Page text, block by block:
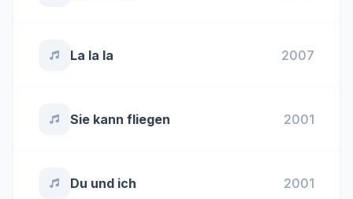
La la la 2007
Sie kann fliegen 2001
Du und ich 2001